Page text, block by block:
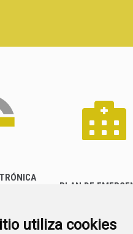
utiliza cookies
PLAN DE